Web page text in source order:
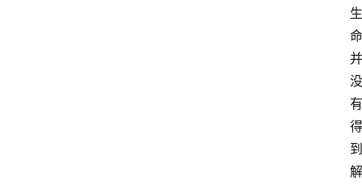
生
命
并
没
有
得
到
解